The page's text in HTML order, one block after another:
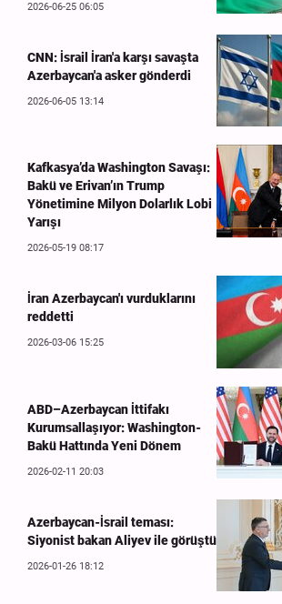
2026-06-25 06:05
CNN: İsrail İran'a karşı savaşta
Azerbaycan'a asker gönderdi
2026-06-05 13:14
Kafkasya’da Washington Savaşı:
Bakü ve Erivan’ın Trump
Yönetimine Milyon Dolarlık Lobi
Yarışı
2026-05-19 08:17
İran Azerbaycan'ı vurduklarını
reddetti
2026-03-06 15:25
ABD–Azerbaycan İttifakı
Kurumsallaşıyor: Washington-
Bakü Hattında Yeni Dönem
2026-02-11 20:03
Azerbaycan-İsrail teması:
Siyonist bakan Aliyev ile görüştü
2026-01-26 18:12